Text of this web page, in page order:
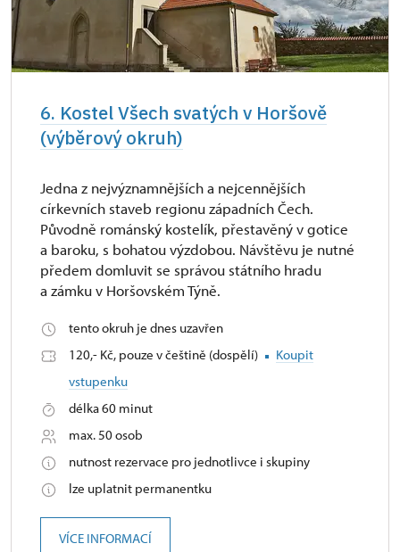
6. Kostel Všech svatých v Horšově
(výběrový okruh)
Jedna z nejvýznamnějších a nejcennějších
církevních staveb regionu západních Čech.
Původně románský kostelík, přestavěný v gotice
a baroku, s bohatou výzdobou. Návštěvu je nutné
předem domluvit se správou státního hradu
a zámku v Horšovském Týně.
tento okruh je dnes uzavřen
120,- Kč, pouze v češtině (dospělí)
Koupit
vstupenku
délka 60 minut
max. 50 osob
nutnost rezervace pro jednotlivce i skupiny
lze uplatnit permanentku
VÍCE INFORMACÍ